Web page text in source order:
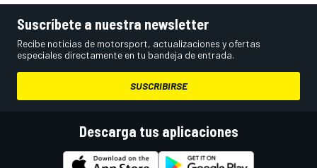
Suscríbete a nuestra newsletter
Recibe noticias de motorsport, actualizaciones y ofertas
especiales directamente en tu bandeja de entrada.
SUSCRIBIRSE
Descarga tus aplicaciones